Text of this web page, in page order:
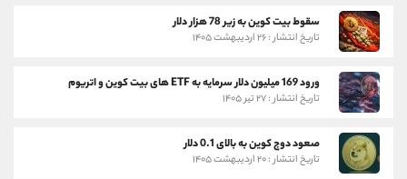
سقوط بیت کوین به زیر 78 هزار دلار
تاریخ انتشار : ۲۶ اردیبهشت ۱۴۰۵
ورود 169 میلیون دلار سرمایه به ETF های بیت کوین و اتریوم
تاریخ انتشار : ۲۷ تیر ۱۴۰۵
صعود دوج کوین به بالای 0.1 دلار
تاریخ انتشار : ۲۰ اردیبهشت ۱۴۰۵